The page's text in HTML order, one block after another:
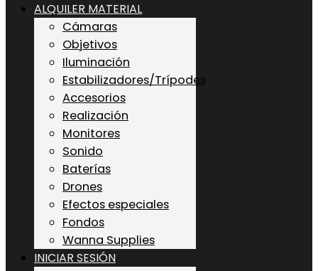
ALQUILER MATERIAL
Cámaras
Objetivos
Iluminación
Estabilizadores/Trípodes
Accesorios
Realización
Monitores
Sonido
Baterías
Drones
Efectos especiales
Fondos
Wanna Supplies
INICIAR SESIÓN